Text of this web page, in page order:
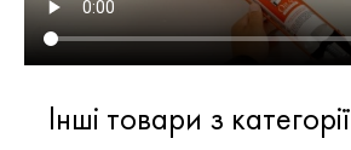
Інші товари з категорії